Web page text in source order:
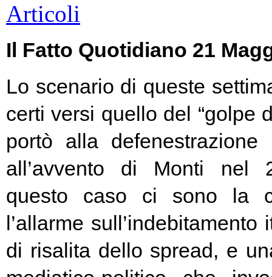
Articoli
Il Fatto Quotidiano 21
Lo scenario di queste
certi versi quello del “golpe
portò alla
all’avvento di Monti nel
questo caso ci sono la
l’allarme
di risalita dello spread, e